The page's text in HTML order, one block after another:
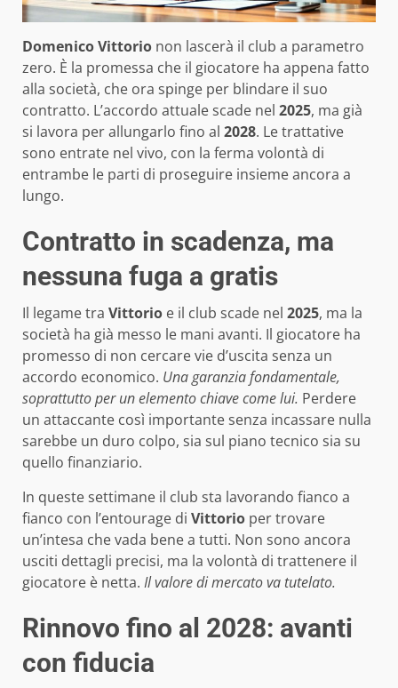
Domenico Vittorio non lascerà il club a parametro
zero. È la promessa che il giocatore ha appena fatto
alla società, che ora spinge per blindare il suo
contratto. L’accordo attuale scade nel 2025, ma già
si lavora per allungarlo fino al 2028. Le trattative
sono entrate nel vivo, con la ferma volontà di
entrambe le parti di proseguire insieme ancora a
lungo.
Contratto in scadenza, ma
nessuna fuga a gratis
Il legame tra Vittorio e il club scade nel 2025, ma la
società ha già messo le mani avanti. Il giocatore ha
promesso di non cercare vie d’uscita senza un
accordo economico. Una garanzia fondamentale,
soprattutto per un elemento chiave come lui. Perdere
un attaccante così importante senza incassare nulla
sarebbe un duro colpo, sia sul piano tecnico sia su
quello finanziario.
In queste settimane il club sta lavorando fianco a
fianco con l’entourage di Vittorio per trovare
un’intesa che vada bene a tutti. Non sono ancora
usciti dettagli precisi, ma la volontà di trattenere il
giocatore è netta. Il valore di mercato va tutelato.
Rinnovo fino al 2028: avanti
con fiducia